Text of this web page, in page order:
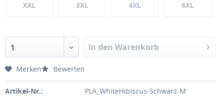
XXL 3XL 4XL 6XL
1 In den Warenkorb
Merken Bewerten
Artikel-Nr.: PLA_WhiteHibiscus-Schwarz-M